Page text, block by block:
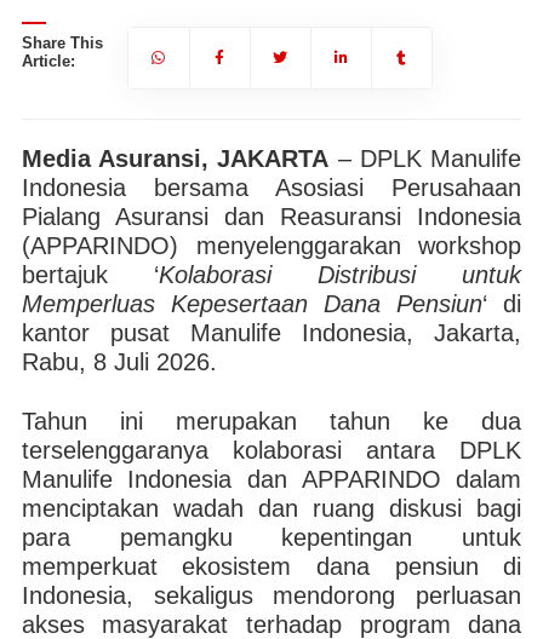
Share This
Article:
Media Asuransi, JAKARTA – DPLK Manulife
Indonesia bersama Asosiasi Perusahaan
Pialang Asuransi dan Reasuransi Indonesia
(APPARINDO) menyelenggarakan workshop
bertajuk ‘Kolaborasi Distribusi untuk
Memperluas Kepesertaan Dana Pensiun‘ di
kantor pusat Manulife Indonesia, Jakarta,
Rabu, 8 Juli 2026.
Tahun ini merupakan tahun ke dua
terselenggaranya kolaborasi antara DPLK
Manulife Indonesia dan APPARINDO dalam
menciptakan wadah dan ruang diskusi bagi
para pemangku kepentingan untuk
memperkuat ekosistem dana pensiun di
Indonesia, sekaligus mendorong perluasan
akses masyarakat terhadap program dana